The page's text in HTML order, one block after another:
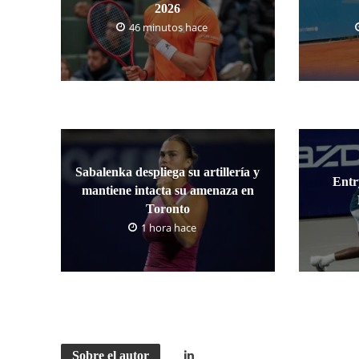
2026
46 minutos hace
Sabalenka despliega su artillería y
mantiene intacta su amenaza en
Toronto
1 hora hace
Sobre el autor